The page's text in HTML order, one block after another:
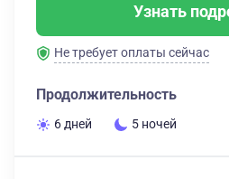
Узнать
Не требует оплаты сейчас
Продолжительность
6 дней 5 ночей